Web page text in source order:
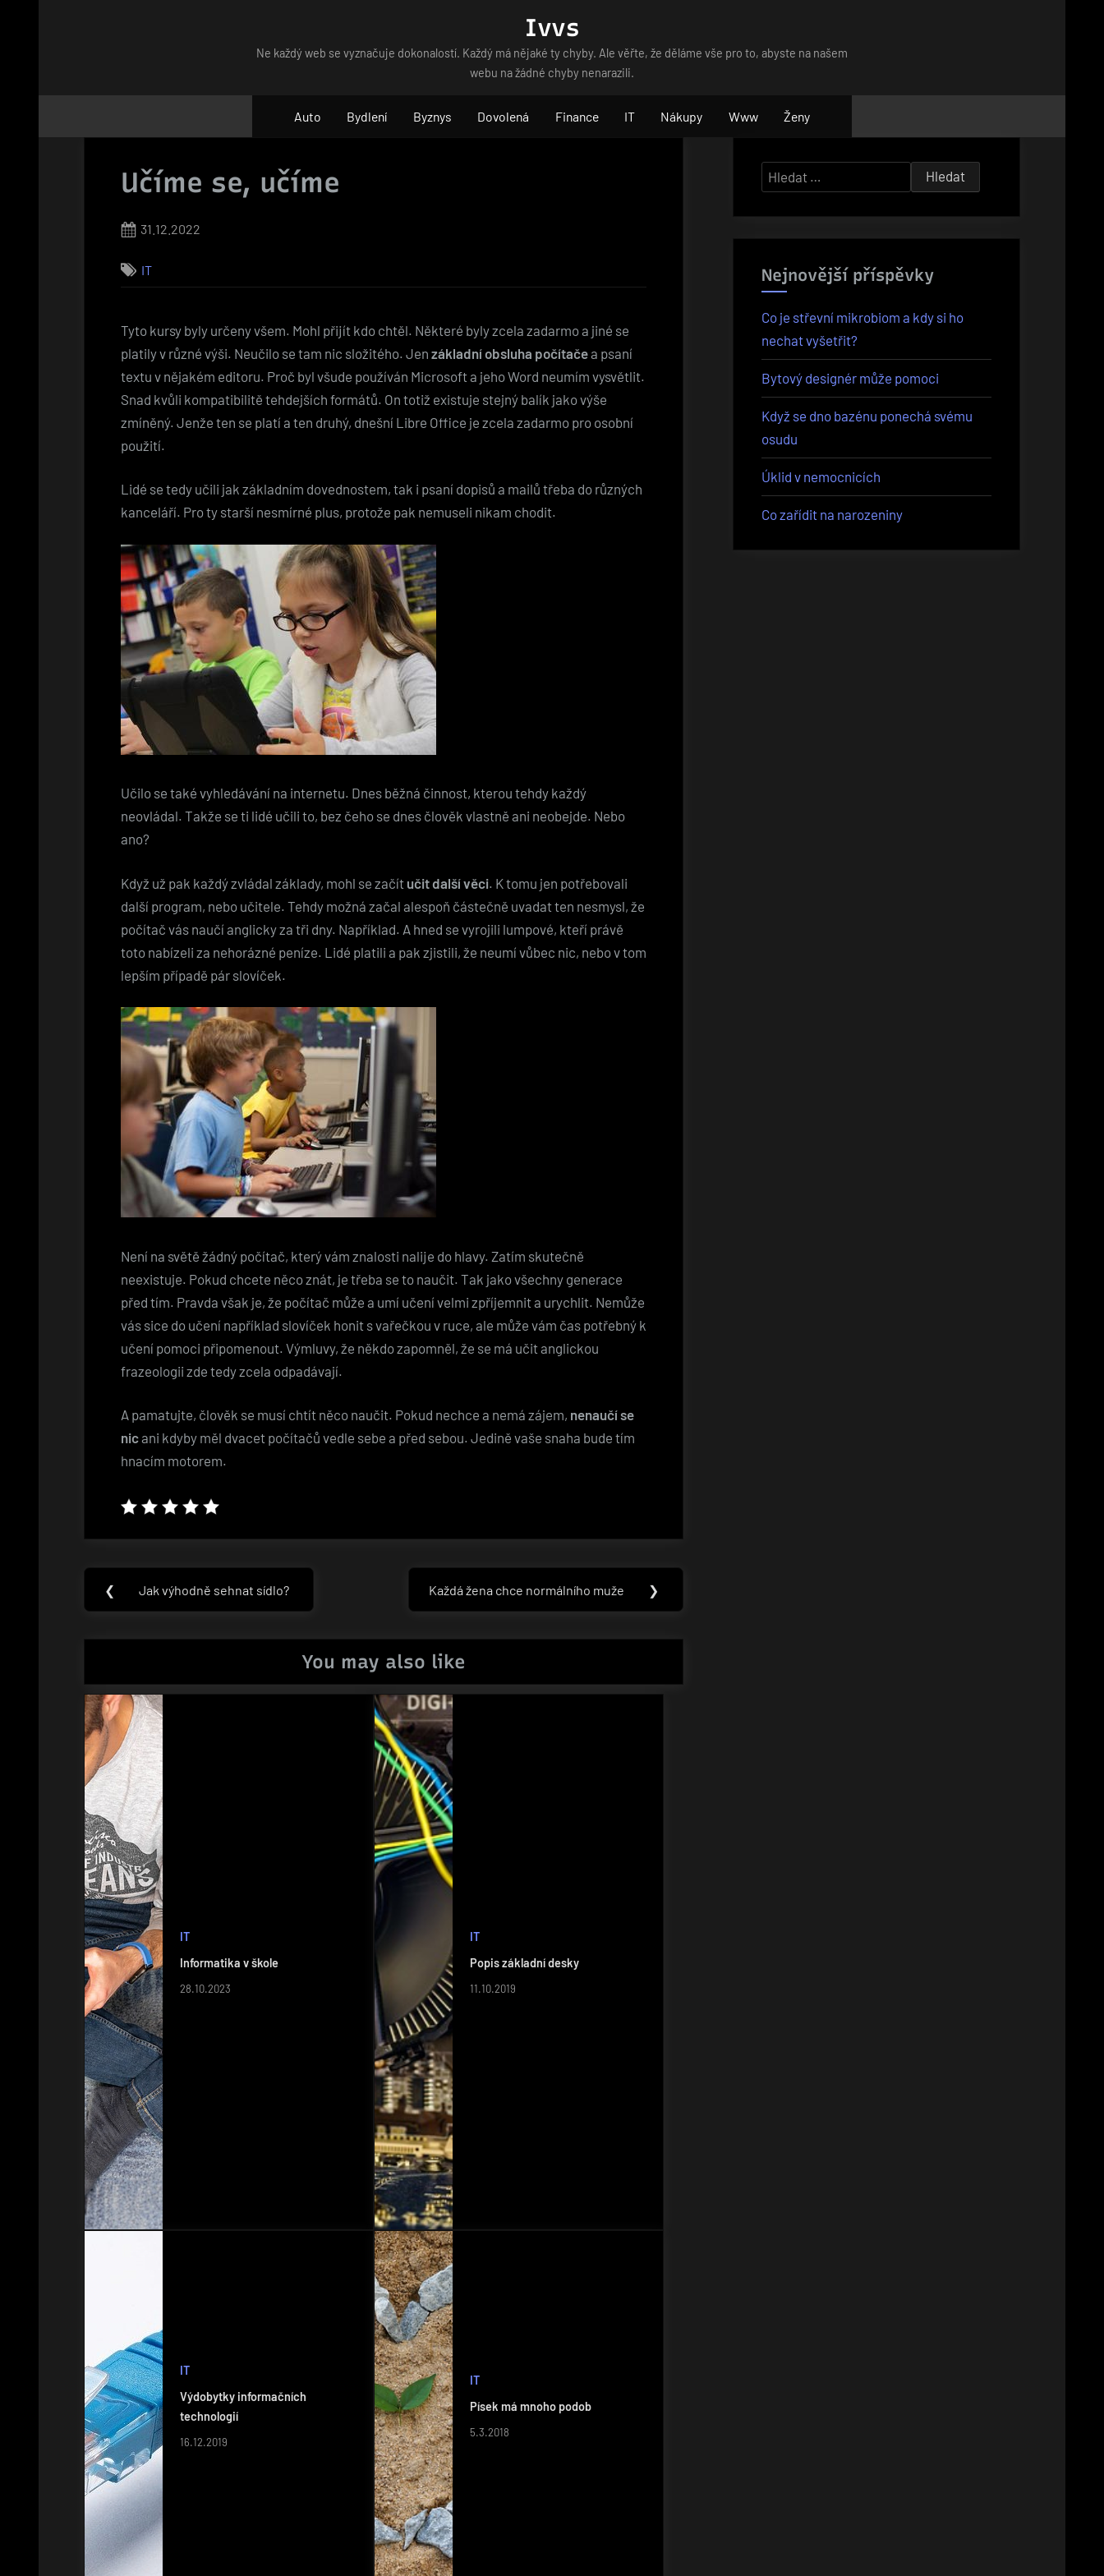
Ivvs
Ne každý web se vyznačuje dokonalostí. Každý má nějaké ty chyby. Ale věřte, že děláme vše pro to, abyste na našem
webu na žádné chyby nenarazili.
Auto Bydlení Byznys Dovolená Finance IT Nákupy Www Ženy
Učíme se, učíme
Posted
31.12.2022
IT
Tyto kursy byly určeny všem. Mohl přijít kdo chtěl. Některé byly zcela zadarmo a jiné se
platily v různé výši. Neučilo se tam nic složitého. Jen základní obsluha počítačea psaní
textu v nějakém editoru. Proč byl všude používán Microsoft a jeho Word neumím vysvětlit.
Snad kvůli kompatibilitě tehdejších formátů. On totiž existuje stejný balík jako výše
zmíněný. Jenže ten se platí a ten druhý, dnešní Libre Office je zcela zadarmo pro osobní
použití.
Lidé se tedy učili jak základním dovednostem, tak i psaní dopisů a mailů třeba do různých
kanceláří. Pro ty starší nesmírné plus, protože pak nemuseli nikam chodit.
Učilo se také vyhledávání na internetu. Dnes běžná činnost, kterou tehdy každý
neovládal. Takže se ti lidé učili to, bez čeho se dnes člověk vlastně ani neobejde. Nebo
ano?
Když už pak každý zvládal základy, mohl se začít učit další věci. K tomu jen potřebovali
další program, nebo učitele. Tehdy možná začal alespoň částečně uvadat ten nesmysl, že
počítač vás naučí anglicky za tři dny. Například. A hned se vyrojili lumpové, kteří právě
toto nabízeli za nehorázné peníze. Lidé platili a pak zjistili, že neumí vůbec nic, nebo v tom
lepším případě pár slovíček.
Není na světě žádný počítač, který vám znalosti nalije do hlavy. Zatím skutečně
neexistuje. Pokud chcete něco znát, je třeba se to naučit. Tak jako všechny generace
před tím. Pravda však je, že počítač může a umí učení velmi zpříjemnit a urychlit. Nemůže
vás sice do učení například slovíček honit s vařečkou v ruce, ale může vám čas potřebný k
učení pomoci připomenout. Výmluvy, že někdo zapomněl, že se má učit anglickou
frazeologii zde tedy zcela odpadávají.
A pamatujte, člověk se musí chtít něco naučit. Pokud nechce a nemá zájem, nenaučí se
nicani kdyby měl dvacet počítačů vedle sebe a před sebou. Jedině vaše snaha bude tím
hnacím motorem.
Navigace
pro
❮
Previous
Jak výhodně sehnat sídlo?
Next
Každá žena chce normálního muže ❯
You may also like
IT
Informatika v škole
28.10.2023
IT
Popis základní desky
11.10.2019
IT
Výdobytky informačních
technologií
16.12.2019
IT
Písek má mnoho podob
5.3.2018
Vyhledávání
Nejnovější příspěvky
Co je střevní mikrobiom a kdy si ho
nechat vyšetřit?
Bytový designér může pomoci
Když se dno bazénu ponechá svému
osudu
Úklid v nemocnicích
Co zařídit na narozeniny